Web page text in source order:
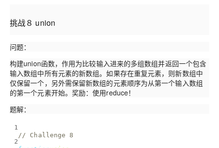
挑战８ union
问题：
构建union函数，作用为比较输入进来的多组数组并返回一个包含
输入数组中所有元素的新数组。如果存在重复元素，则新数组中
仅保留一个，另外需保留新数组的元素顺序为从第一个输入数组
的第一个元素开始。奖励：使用reduce！
题解：
1
2
// Challenge 8